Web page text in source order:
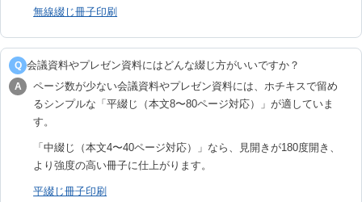
無線綴じ冊子印刷
Q 会議資料やプレゼン資料にはどんな綴じ方がいいですか？
A
ページ数が少ない会議資料やプレゼン資料には、ホチキスで留め
るシンプルな「平綴じ（本文8〜80ページ対応）」が適していま
す。
「中綴じ（本文4〜40ページ対応）」なら、見開きが180度開き、
より強度の高い冊子に仕上がります。
平綴じ冊子印刷